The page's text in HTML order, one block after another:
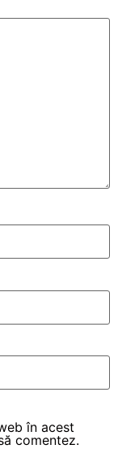
în acest
comentez.